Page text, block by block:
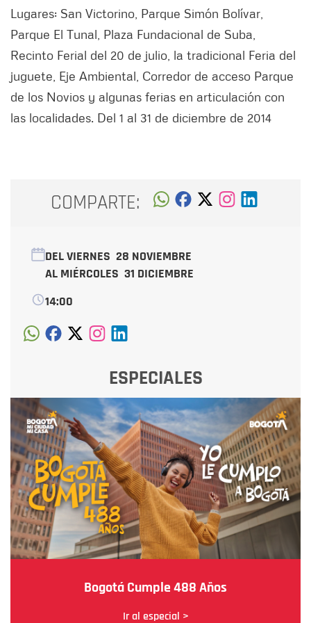
Lugares: San Victorino, Parque Simón Bolívar,
Parque El Tunal, Plaza Fundacional de Suba,
Recinto Ferial del 20 de julio, la tradicional Feria del
juguete, Eje Ambiental, Corredor de acceso Parque
de los Novios y algunas ferias en articulación con
las localidades. Del 1 al 31 de diciembre de 2014
COMPARTE:
DEL VIERNES 28 NOVIEMBRE
AL MIÉRCOLES 31 DICIEMBRE
14:00
ESPECIALES
Bogotá Cumple 488 Años
Ir al especial >